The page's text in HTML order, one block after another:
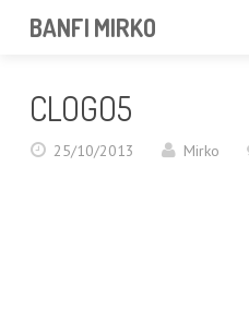
BANFI MIRKO
CLOGO5
25/10/2013 Mirko